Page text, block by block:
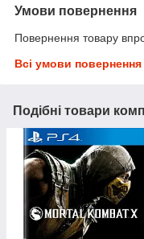
Умови повернення
Повернення товару
Всі умови повернення
Подібні товари